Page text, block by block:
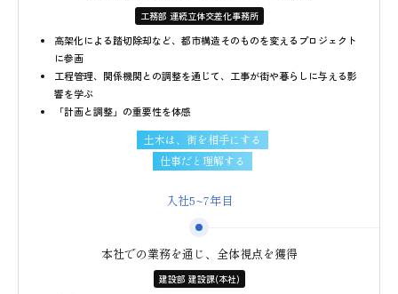
工務部 連続立体交差化事務所
高架化による踏切除却など、都市構造そのものを変えるプロジェクト
に参画
工程管理、関係機関との調整を通じて、工事が街や暮らしに与える影
響を学ぶ
「計画と調整」の重要性を体感
土木は、街を相手にする
仕事だと理解する
入社5~7年目
本社での業務を通じ、全体視点を獲得
建設部 建設課(本社)